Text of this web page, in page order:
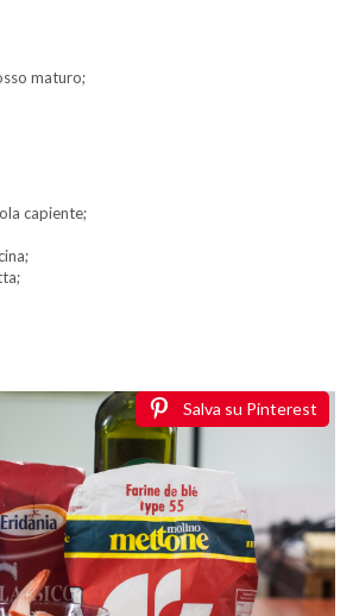
maturo;
capiente;
Salva su Pinterest